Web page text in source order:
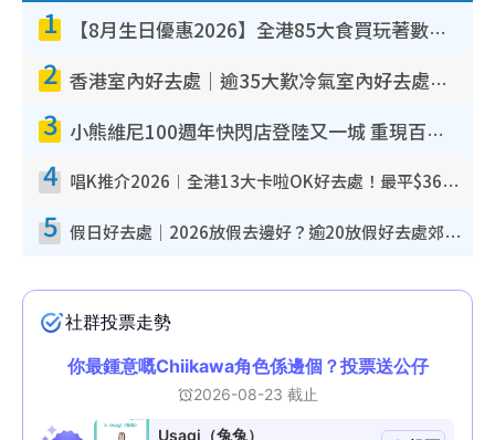
1 【8月生日優惠2026】全港85大食買玩著數攻略 自助餐/火鍋放題同行免費＋誠品/DONKI送現金券
2 香港室內好去處｜逾35大歎冷氣室內好去處推介 室內活動免費避雨無懼落雨
3 小熊維尼100週年快閃店登陸又一城 重現百畝森林經典場景／獨家限定盲盒登場／專屬DIY香水
4 唱K推介2026︱全港13大卡啦OK好去處！最平$36起 日文K都有！(附地址+收費詳情)
5 假日好去處｜2026放假去邊好？逾20放假好去處郊外/秘景 休閒半日或一日遊